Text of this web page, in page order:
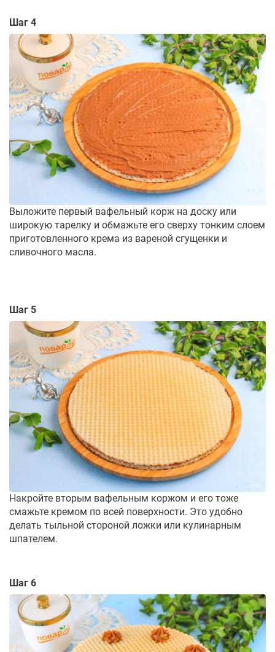
Шаг 4
Выложите первый вафельный корж на доску или
широкую тарелку и обмажьте его сверху тонким слоем
приготовленного крема из вареной сгущенки и
сливочного масла.
Шаг 5
Накройте вторым вафельным коржом и его тоже
смажьте кремом по всей поверхности. Это удобно
делать тыльной стороной ложки или кулинарным
шпателем.
Шаг 6